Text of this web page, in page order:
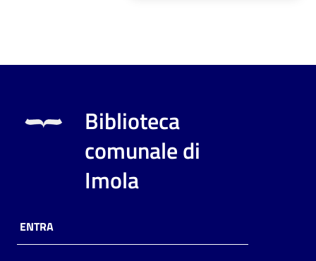
Biblioteca
comunale di
Imola
ENTRA